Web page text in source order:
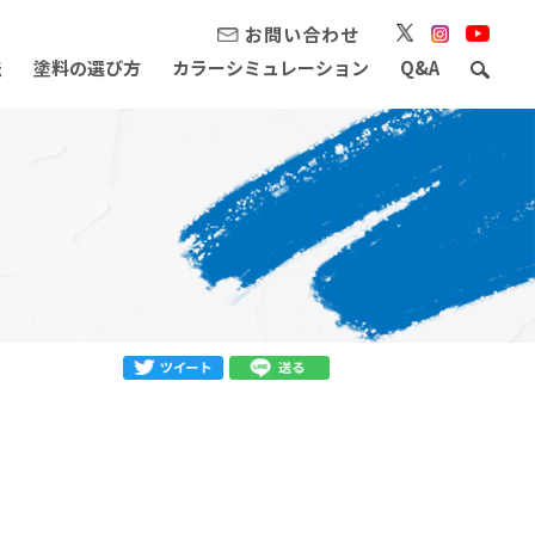
お問い合わせ
塗料の選び方 カラーシミュレーション Q&A